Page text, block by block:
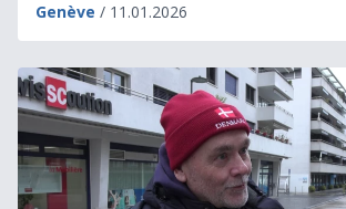
Genève / 11.01.2026
Micro-trottoir